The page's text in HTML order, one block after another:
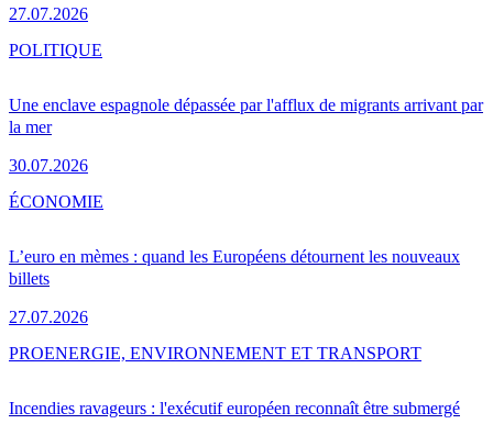
27.07.2026
Une enclave espagnole dépassée par l'afflux de migrants arrivant par
la mer
30.07.2026
POLITIQUE
L’euro en mèmes : quand les Européens détournent les nouveaux
billets
27.07.2026
ÉCONOMIE
Incendies ravageurs : l'exécutif européen reconnaît être submergé
PROENERGIE, ENVIRONNEMENT ET TRANSPORT